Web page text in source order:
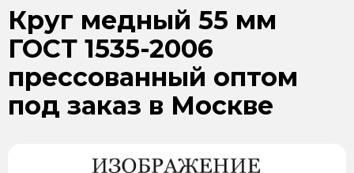
Круг медный 55 мм
ГОСТ 1535-2006
прессованный оптом
под заказ в Москве